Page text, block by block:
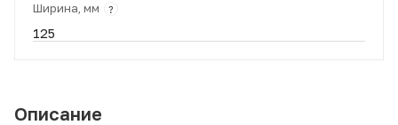
Ширина, мм ?
125
Описание